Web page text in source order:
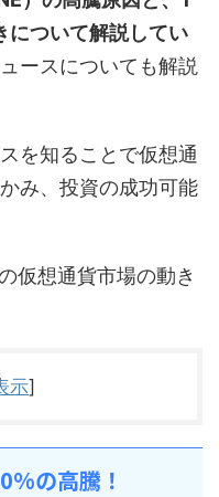
について解説してい
ースについても解説
を知ることで仮想通
み、投資の成功可能
仮想通貨市場の動き
示]
の高騰！